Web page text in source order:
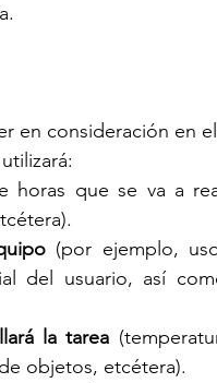
en consideración en
horas que se va a
(por ejemplo,
del usuario, así
la tarea
objetos, etcétera).